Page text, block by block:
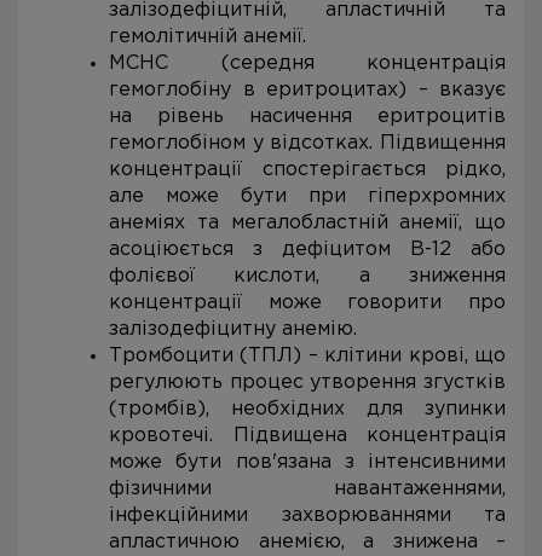
залізодефіцитній, апластичній та
гемолітичній анемії.
MCHC (середня концентрація
гемоглобіну в еритроцитах) – вказує
на рівень насичення еритроцитів
гемоглобіном у відсотках. Підвищення
концентрації спостерігається рідко,
але може бути при гіперхромних
анеміях та мегалобластній анемії, що
асоціюється з дефіцитом В-12 або
фолієвої кислоти, а зниження
концентрації може говорити про
залізодефіцитну анемію.
Тромбоцити (ТПЛ) – клітини крові, що
регулюють процес утворення згустків
(тромбів), необхідних для зупинки
кровотечі. Підвищена концентрація
може бути пов'язана з інтенсивними
фізичними навантаженнями,
інфекційними захворюваннями та
апластичною анемією, а знижена –